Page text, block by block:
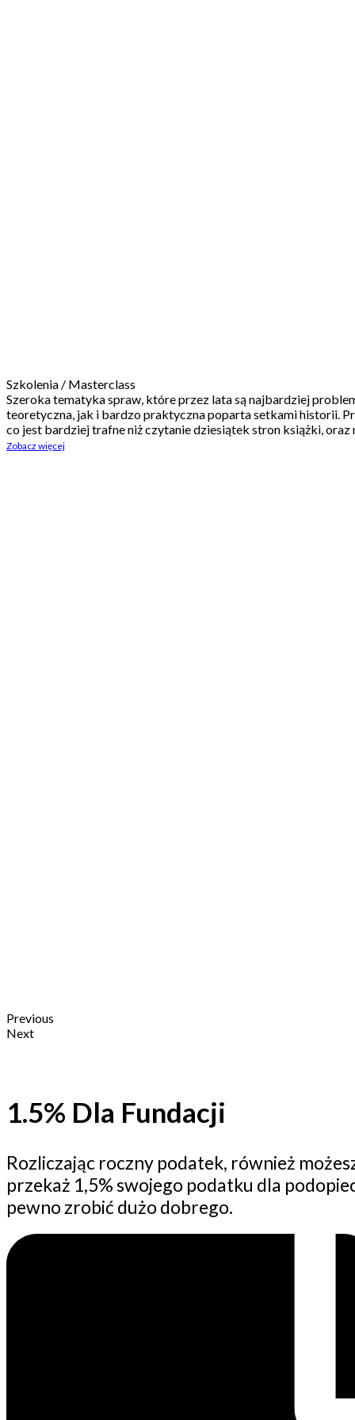
Szkolenia / Masterclass
Szeroka tematyka spraw, które przez lata są najbardziej
teoretyczna, jak i bardzo praktyczna poparta setkami historii.
co jest bardziej trafne niż czytanie dziesiątek stron książki,
Zobacz więcej
Previous
Next
1.5% Dla Fundacji
Rozliczając roczny podatek, również
przekaż 1,5% swojego podatku dla
pewno zrobić dużo dobrego.